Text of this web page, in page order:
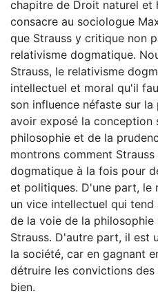
chapitre de Droit naturel et
consacre au sociologue
que Strauss y critique non
relativisme dogmatique.
Strauss, le relativisme
intellectuel et moral qu'il
son influence néfaste sur
avoir exposé la conception
philosophie et de la
montrons comment
dogmatique à la fois pour
et politiques. D'une part, le
un vice intellectuel qui
de la voie de la
Strauss. D'autre part, il est
la société, car en gagnant
détruire les convictions
bien.